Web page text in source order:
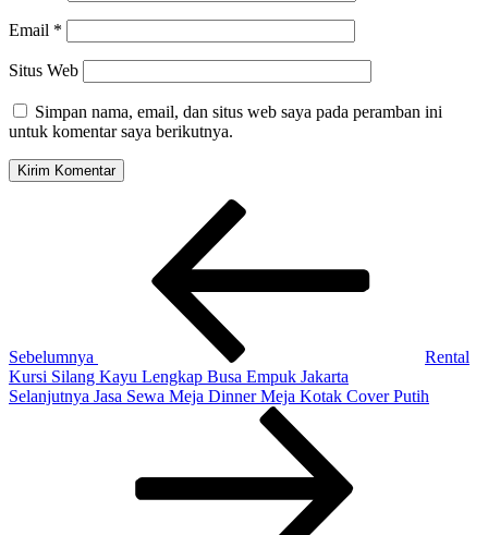
Email *
Situs Web
Simpan nama, email, dan situs web saya pada peramban ini
untuk komentar saya berikutnya.
Sebelumnya
Rental
Kursi Silang Kayu Lengkap Busa Empuk Jakarta
Pos
Selanjutnya Jasa Sewa Meja Dinner Meja Kotak Cover Putih